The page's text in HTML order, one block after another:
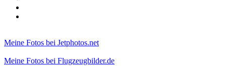
Meine Fotos bei Jetphotos.net
Meine Fotos bei Flugzeugbilder.de